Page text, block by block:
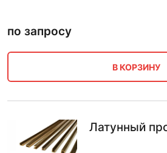
по запросу
В КОРЗИНУ
Латунный